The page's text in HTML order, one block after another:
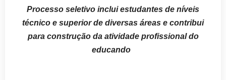
Processo seletivo inclui estudantes de níveis
técnico e superior de diversas áreas e contribui
para construção da atividade profissional do
educando